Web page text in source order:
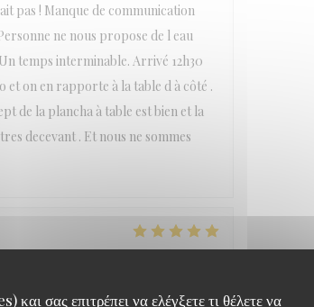
σας επιτρέπει να ελέγξετε τι θέλετε να
pas ! Manque de communication
ne nous propose de l eau
temps interminable. Arrivé 12h30
et on en rapporte à la table d à côté .
de la plancha à table est bien et la
decevant . Et nous ne sommes